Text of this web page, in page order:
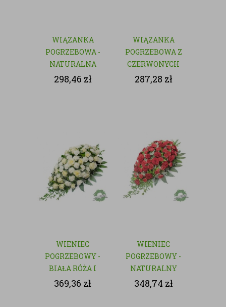
WIĄZANKA
POGRZEBOWA -
NATURALNA
298,46 zł
WIĄZANKA
POGRZEBOWA Z
CZERWONYCH
KWIATÓW
287,28 zł
WIENIEC
POGRZEBOWY -
BIAŁA RÓŻA I
GOŹDZIK
369,36 zł
WIENIEC
POGRZEBOWY -
NATURALNY
348,74 zł